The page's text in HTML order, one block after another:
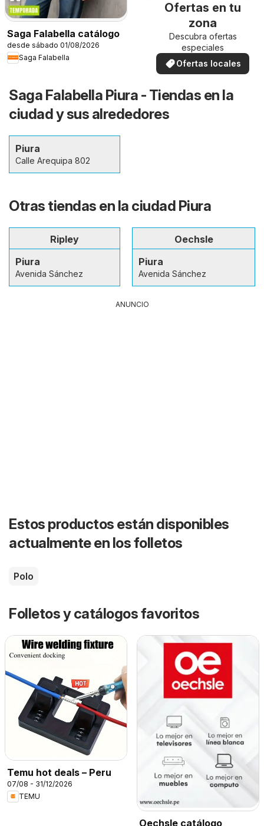
Saga Falabella catálogo
desde sábado 01/08/2026
Saga Falabella
Ofertas en tu
zona
Descubra ofertas
especiales
Ofertas locales
Saga Falabella Piura - Tiendas en la
ciudad y sus alrededores
Piura
Calle Arequipa 802
Otras tiendas en la ciudad Piura
Ripley
Piura
Avenida Sánchez
Oechsle
Piura
Avenida Sánchez
ANUNCIO
Estos productos están disponibles
actualmente en los folletos
Polo
Folletos y catálogos favoritos
Temu hot deals – Peru
07/08 - 31/12/2026
TEMU
Oechsle catálogo